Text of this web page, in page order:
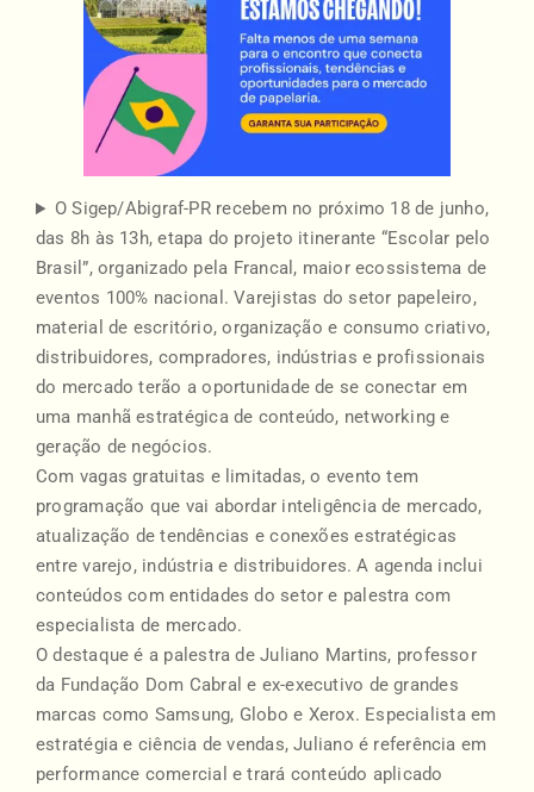
O Sigep/Abigraf-PR recebem no próximo 18 de junho,
das 8h às 13h, etapa do projeto itinerante “Escolar pelo
Brasil”, organizado pela Francal, maior ecossistema de
eventos 100% nacional. Varejistas do setor papeleiro,
material de escritório, organização e consumo criativo,
distribuidores, compradores, indústrias e profissionais
do mercado terão a oportunidade de se conectar em
uma manhã estratégica de conteúdo, networking e
geração de negócios.
Com vagas gratuitas e limitadas, o evento tem
programação que vai abordar inteligência de mercado,
atualização de tendências e conexões estratégicas
entre varejo, indústria e distribuidores. A agenda inclui
conteúdos com entidades do setor e palestra com
especialista de mercado.
O destaque é a palestra de Juliano Martins, professor
da Fundação Dom Cabral e ex-executivo de grandes
marcas como Samsung, Globo e Xerox. Especialista em
estratégia e ciência de vendas, Juliano é referência em
performance comercial e trará conteúdo aplicado